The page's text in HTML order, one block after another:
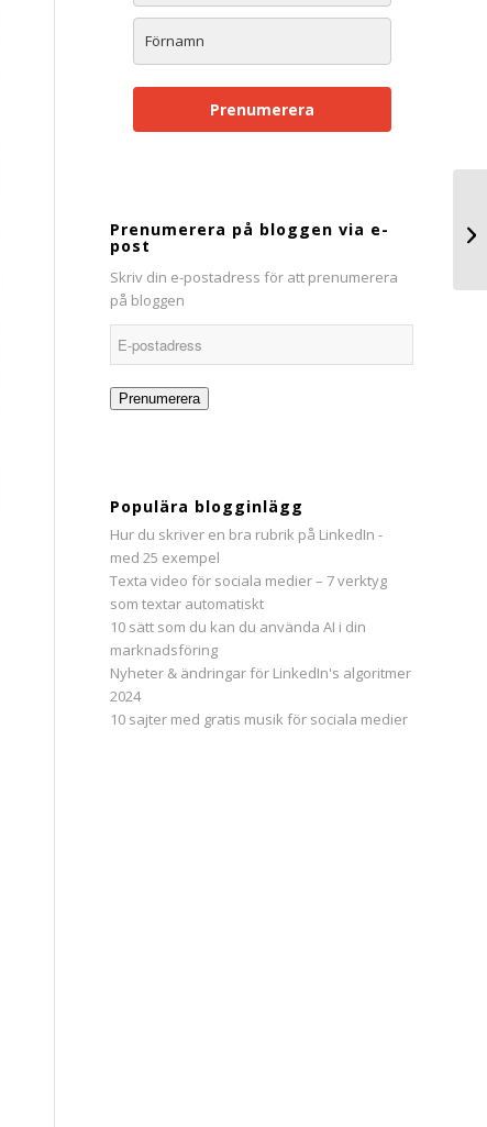
Prenumerera
Prenumerera på bloggen via e-
post
Skriv din e-postadress för att prenumerera
på bloggen
postadress
Prenumerera
Populära blogginlägg
Hur du skriver en bra rubrik på LinkedIn -
med 25 exempel
Texta video för sociala medier – 7 verktyg
som textar automatiskt
10 sätt som du kan du använda AI i din
marknadsföring
Nyheter & ändringar för LinkedIn's algoritmer
2024
10 sajter med gratis musik för sociala medier